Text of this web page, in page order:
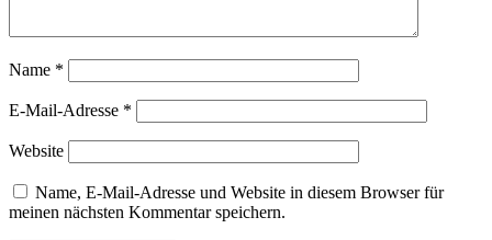
Name *
E-Mail-Adresse *
Website
Name, E-Mail-Adresse und Website in diesem Browser für
meinen nächsten Kommentar speichern.